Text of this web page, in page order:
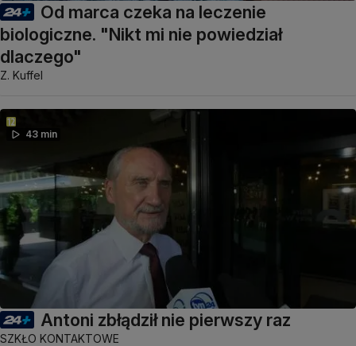
Od marca czeka na leczenie
biologiczne. "Nikt mi nie powiedział
dlaczego"
Z. Kuffel
43 min
Antoni zbłądził nie pierwszy raz
SZKŁO KONTAKTOWE